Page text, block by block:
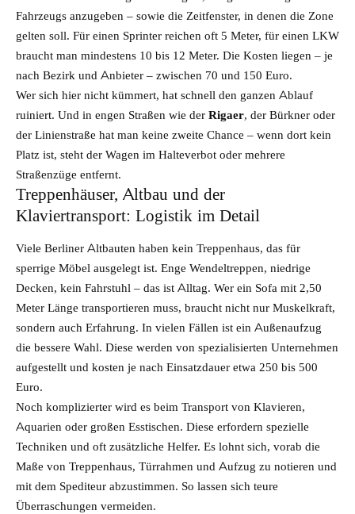
Fahrzeugs anzugeben – sowie die Zeitfenster, in denen die Zone
gelten soll. Für einen Sprinter reichen oft 5 Meter, für einen LKW
braucht man mindestens 10 bis 12 Meter. Die Kosten liegen – je
nach Bezirk und Anbieter – zwischen 70 und 150 Euro.
Wer sich hier nicht kümmert, hat schnell den ganzen Ablauf
ruiniert. Und in engen Straßen wie der Rigaer, der Bürkner oder
der Linienstraße hat man keine zweite Chance – wenn dort kein
Platz ist, steht der Wagen im Halteverbot oder mehrere
Straßenzüge entfernt.
Treppenhäuser, Altbau und der
Klaviertransport: Logistik im Detail
Viele Berliner Altbauten haben kein Treppenhaus, das für
sperrige Möbel ausgelegt ist. Enge Wendeltreppen, niedrige
Decken, kein Fahrstuhl – das ist Alltag. Wer ein Sofa mit 2,50
Meter Länge transportieren muss, braucht nicht nur Muskelkraft,
sondern auch Erfahrung. In vielen Fällen ist ein Außenaufzug
die bessere Wahl. Diese werden von spezialisierten Unternehmen
aufgestellt und kosten je nach Einsatzdauer etwa 250 bis 500
Euro.
Noch komplizierter wird es beim Transport von Klavieren,
Aquarien oder großen Esstischen. Diese erfordern spezielle
Techniken und oft zusätzliche Helfer. Es lohnt sich, vorab die
Maße von Treppenhaus, Türrahmen und Aufzug zu notieren und
mit dem Spediteur abzustimmen. So lassen sich teure
Überraschungen vermeiden.